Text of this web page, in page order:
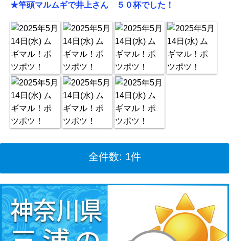
★竿頭マルムギで井上さん ５０杯でした！
全件数: 1件